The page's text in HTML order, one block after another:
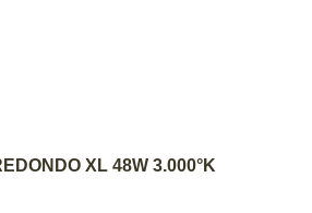
AL CARRITO
XL 48W 3.000°K